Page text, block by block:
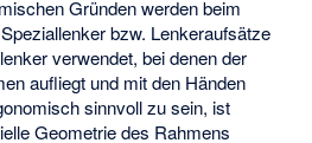
Gründen werden beim
Speziallenker bzw. Lenkeraufsätze
verwendet, bei denen der
aufliegt und mit den Händen
sinnvoll zu sein, ist
Geometrie des Rahmens